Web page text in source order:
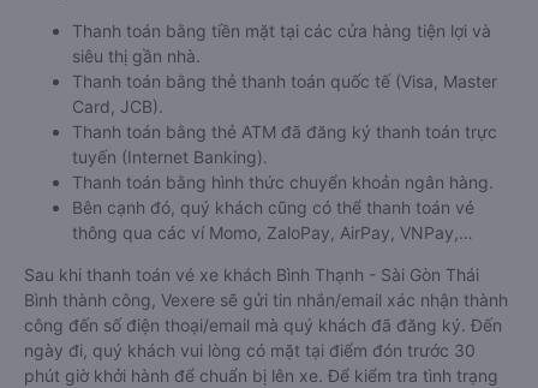
Thanh toán bằng tiền mặt tại các cửa hàng tiện lợi và
siêu thị gần nhà.
Thanh toán bằng thẻ thanh toán quốc tế (Visa, Master
Card, JCB).
Thanh toán bằng thẻ ATM đã đăng ký thanh toán trực
tuyến (Internet Banking).
Thanh toán bằng hình thức chuyển khoản ngân hàng.
Bên cạnh đó, quý khách cũng có thể thanh toán vé
thông qua các ví Momo, ZaloPay, AirPay, VNPay,…
Sau khi thanh toán vé xe khách Bình Thạnh - Sài Gòn Thái
Bình thành công, Vexere sẽ gửi tin nhắn/email xác nhận thành
công đến số điện thoại/email mà quý khách đã đăng ký. Đến
ngày đi, quý khách vui lòng có mặt tại điểm đón trước 30
phút giờ khởi hành để chuẩn bị lên xe. Để kiểm tra tình trạng